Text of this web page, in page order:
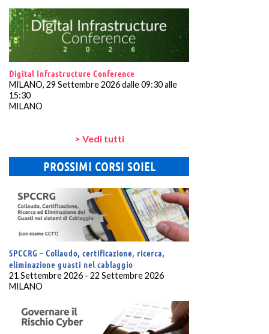
Digital Infrastructure Conference
MILANO, 29 Settembre 2026 dalle 09:30 alle
15:30
MILANO
> Vedi tutti
PROSSIMI CORSI SOIEL
SPCCRG – Collaudo, certificazione, ricerca,
eliminazione guasti nel cablaggio
21 Settembre 2026 - 22 Settembre 2026
MILANO